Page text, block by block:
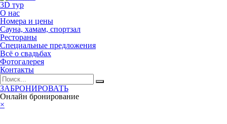
3D тур
О нас
Номера и цены
Сауна, хамам, спортзал
Рестораны
Специальные предложения
Всё о свадьбах
Фотогалерея
Контакты
ЗАБРОНИРОВАТЬ
Онлайн бронирование
×